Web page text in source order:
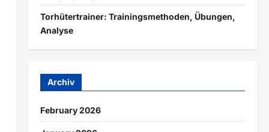
Torhütertrainer: Trainingsmethoden, Übungen,
Analyse
Archiv
February 2026